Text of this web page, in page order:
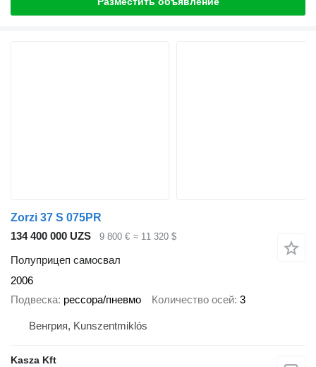
Zorzi 37 S 075PR
134 400 000 UZS
9 800 € ≈ 11 320 $
Полуприцеп самосвал
2006
Подвеска рессора/пневмо Количество осей 3
Венгрия, Kunszentmiklós
Kasza Kft